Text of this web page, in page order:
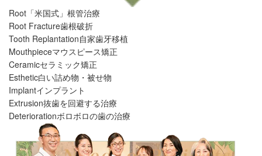
Root「米国式」根管治療
Root Fracture歯根破折
Tooth Replantation 自家歯牙移植
Mouthpieceマウスピース矯正
Ceramicセラミック矯正
Esthetic白い詰め物・被せ物
Implantインプラント
Extrusion抜歯を回避する治療
Deteriorationボロボロの歯の治療